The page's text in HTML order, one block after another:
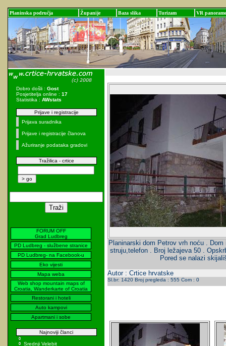
Planinska područja Županije Baza slika Turizam VR panorame
Dobro došli : Gost
Posjetitelja online : 17
Statistika : AWstats
Prijave i registracije
Prijava suradnika
Prijave i registracije članova
Ažuriranje podataka gradovi
Tražilica - crtice
FORUM OFF
Grad Ludbreg
PD Ludbreg - službene stranice
PD Ludbreg- na Facebook-u
Eko vijesti
Mapa weba
Web shop mountain maps of
Croatia, Wanderkarte of Croatia
Restorani i hoteli
Auto kampovi
Apartmani i sobe
Najnoviji članci
Srednji Velebit
Planinarski dom Petrov vrh noću .
struju,telefon . Broj ležajeva 50 .
Pored se nalazi
Autor : Crtice hrvatske
Sl.br: 1420 Broj pregleda : 555 Com : 0